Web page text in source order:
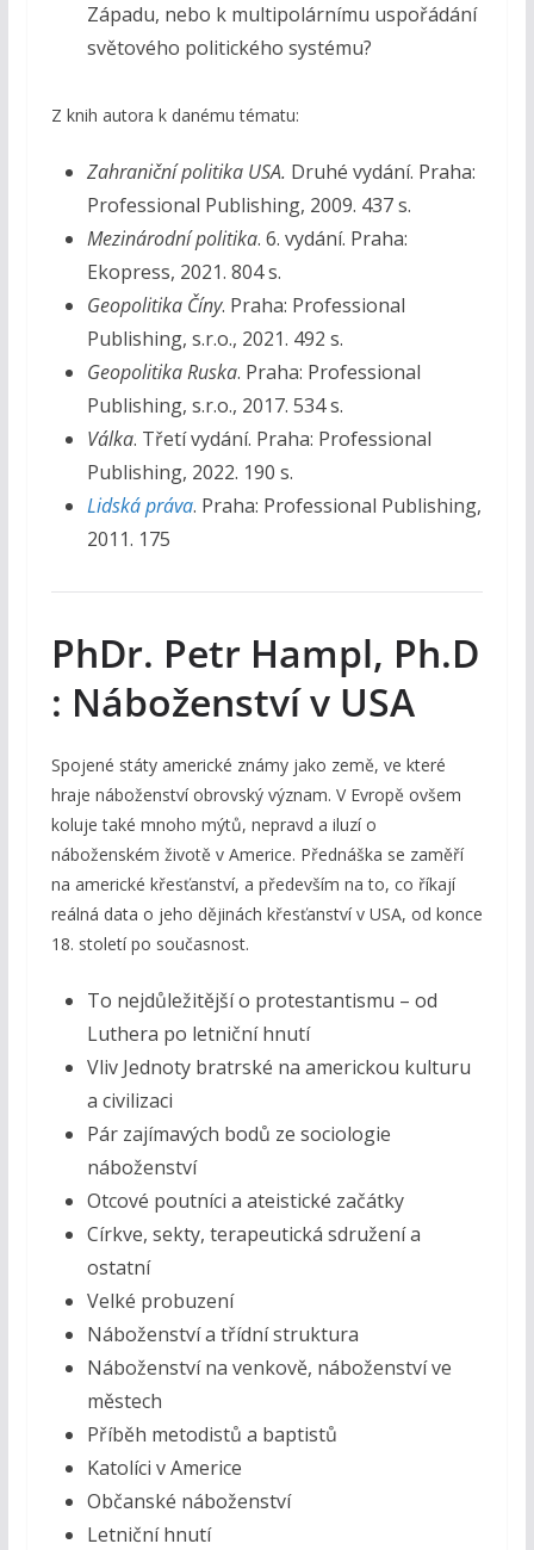
Západu, nebo k multipolárnímu uspořádání
světového politického systému?
Z knih autora k danému tématu:
Zahraniční politika USA. Druhé vydání. Praha:
Professional Publishing, 2009. 437 s.
Mezinárodní politika. 6. vydání. Praha:
Ekopress, 2021. 804 s.
Geopolitika Číny. Praha: Professional
Publishing, s.r.o., 2021. 492 s.
Geopolitika Ruska. Praha: Professional
Publishing, s.r.o., 2017. 534 s.
Válka. Třetí vydání. Praha: Professional
Publishing, 2022. 190 s.
Lidská práva. Praha: Professional Publishing,
2011. 175
PhDr. Petr Hampl, Ph.D
: Náboženství v USA
Spojené státy americké známy jako země, ve které
hraje náboženství obrovský význam. V Evropě ovšem
koluje také mnoho mýtů, nepravd a iluzí o
náboženském životě v Americe. Přednáška se zaměří
na americké křesťanství, a především na to, co říkají
reálná data o jeho dějinách křesťanství v USA, od konce
18. století po současnost.
To nejdůležitější o protestantismu – od
Luthera po letniční hnutí
Vliv Jednoty bratrské na americkou kulturu
a civilizaci
Pár zajímavých bodů ze sociologie
náboženství
Otcové poutníci a ateistické začátky
Církve, sekty, terapeutická sdružení a
ostatní
Velké probuzení
Náboženství a třídní struktura
Náboženství na venkově, náboženství ve
městech
Příběh metodistů a baptistů
Katolíci v Americe
Občanské náboženství
Letniční hnutí